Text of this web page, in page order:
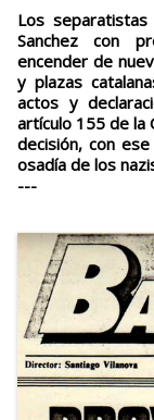
Los
Sanchez con
encender de
y plazas
actos y
artículo 155 de la
decisión, con
osadía de los
---